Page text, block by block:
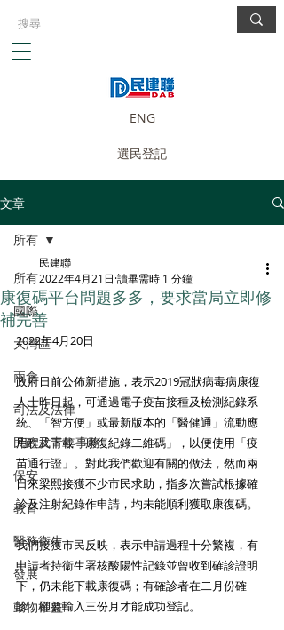
ENG
選民登記
文章
所有
國際
大灣區
兩會
司法及法律
民政及青年事務
保安
教育
醫務衛生
發展
動物權益
所有
康復碼平台問題多多，要求當局立即修
補完善
民建聯
2022年4月21日 讀畢需時 1 分鐘
2022年4月20日
政府日前公佈新措施，表示2019冠狀病毒病康復
人士昨日起，可通過電子疫苗接種及檢測紀錄系
統、「智方便」或最新版本的「醫健通」流動應
用程式下載「康復紀錄二維碼」，以便使用「疫
苗通行證」。對此我們歡迎有關的做法，然而兩
日來梁熙接獲不少市民求助，指多次嘗試根據確
診及注射紀錄作申請，均未能順利獲取康復碼。
我們接獲市民反映，表示申請過程十分繁複，有
申請者持衞生署核酸陽性記錄並曾收到確診證明
下，仍未能下載康復碼；有確診者在二月份確
診，卻要輸入三份月才能成功登記。